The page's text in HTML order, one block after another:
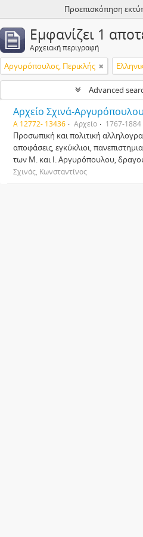
Προεπισκόπηση
Εμφανίζει 1
Αρχειακή περιγραφή
Αργυρόπουλος, Περικλής
Advanced
Αρχείο Σχινά-Αργυρόπουλου
Α 12772- 13436 Αρχείο 1767-1884
Προσωπική και πολιτική
αποφάσεις, εγκύκλιοι,
των Μ. και Ι. Αργυρόπουλου,
Σχινάς, Κωνσταντίνος